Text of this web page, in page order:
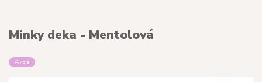
Minky deka - Mentolová
Akcia